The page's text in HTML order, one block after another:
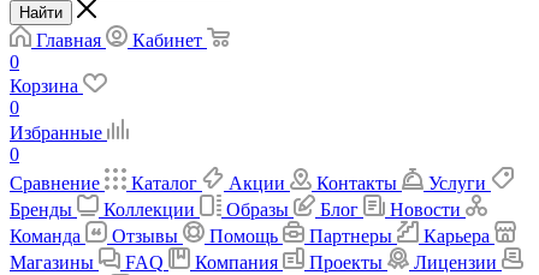
Найти
Главная
Кабинет
0
Корзина
0
Избранные
0
Сравнение
Каталог Акции Контакты
Услуги
Бренды
Коллекции Образы Блог
Новости
Команда
Отзывы Помощь Партнеры
Карьера
Магазины
FAQ Компания Проекты
Лицензии